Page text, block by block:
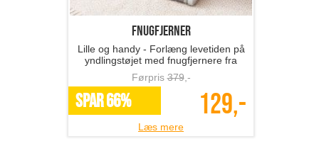
Fnugfjerner
Lille og handy - Forlæng levetiden på
yndlingstøjet med fnugfjernere fra
The 99 inspirations!
Førpris379,-
SPAR 66% 129,-
Læs mere